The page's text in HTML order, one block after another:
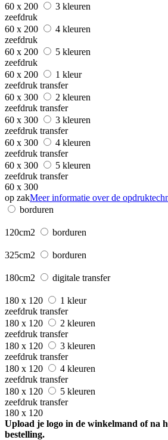
60 x 200
3 kleuren
zeefdruk
60 x 200
4 kleuren
zeefdruk
60 x 200
5 kleuren
zeefdruk
60 x 200
1 kleur
zeefdruk transfer
60 x 300
2 kleuren
zeefdruk transfer
60 x 300
3 kleuren
zeefdruk transfer
60 x 300
4 kleuren
zeefdruk transfer
60 x 300
5 kleuren
zeefdruk transfer
60 x 300
op zakMeer informatie over de
borduren
120cm2 borduren
325cm2 borduren
180cm2 digitale transfer
180 x 120
1 kleur
zeefdruk transfer
180 x 120
2 kleuren
zeefdruk transfer
180 x 120
3 kleuren
zeefdruk transfer
180 x 120
4 kleuren
zeefdruk transfer
180 x 120
5 kleuren
zeefdruk transfer
180 x 120
Upload je logo in de winkelmand of na
bestelling.